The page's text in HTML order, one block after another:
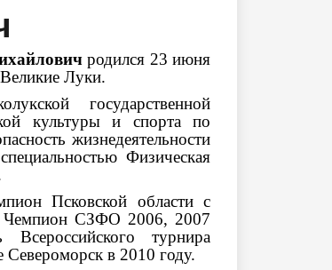
родился 23 июня
Луки.
государственной
культуры и спорта по
жизнедеятельности
Физическая
Псковской области с
Чемпион СЗФО 2006, 2007
Всероссийского турнира
Североморск в 2010 году.